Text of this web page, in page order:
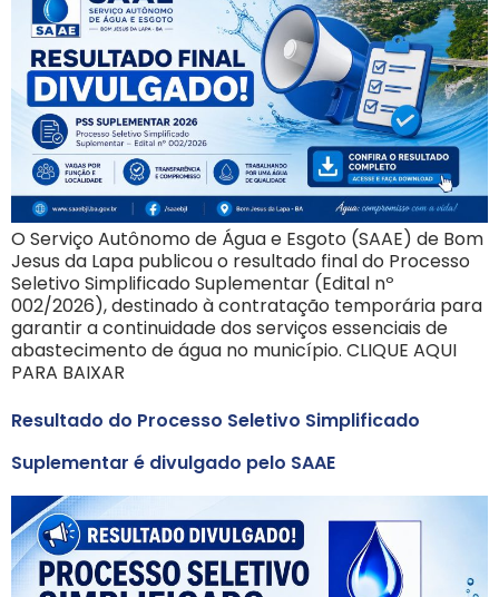
O Serviço Autônomo de Água e Esgoto (SAAE) de Bom
Jesus da Lapa publicou o resultado final do Processo
Seletivo Simplificado Suplementar (Edital nº
002/2026), destinado à contratação temporária para
garantir a continuidade dos serviços essenciais de
abastecimento de água no município. CLIQUE AQUI
PARA BAIXAR
Resultado do Processo Seletivo Simplificado
Suplementar é divulgado pelo SAAE